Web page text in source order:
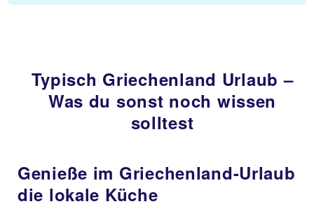
Typisch Griechenland Urlaub –
Was du sonst noch wissen
solltest
Genieße im Griechenland-Urlaub
die lokale Küche